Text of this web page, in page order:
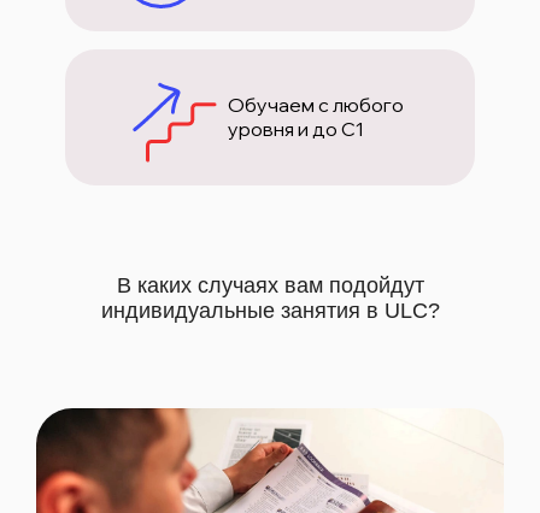
Обучаем с любого
уровня и до C1
В каких случаях вам подойдут
индивидуальные занятия в ULC?